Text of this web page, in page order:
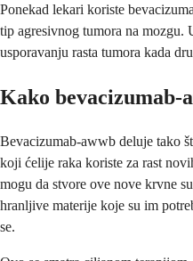
Ponekad lekari koriste
tip agresivnog tumora na mozgu.
usporavanju rasta tumora kada
Kako bevacizumab-
Bevacizumab-awwb deluje tako
koji ćelije raka koriste za rast
mogu da stvore ove nove krvne
hranljive materije koje su im
se.